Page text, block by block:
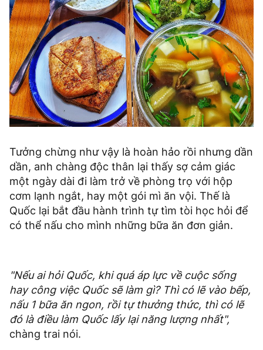
Tưởng chừng như vậy là hoàn hảo rồi nhưng dần
dần, anh chàng độc thân lại thấy sợ cảm giác
một ngày dài đi làm trở về phòng trọ với hộp
cơm lạnh ngắt, hay một gói mì ăn vội. Thế là
Quốc lại bắt đầu hành trình tự tìm tòi học hỏi để
có thể nấu cho mình những bữa ăn đơn giản.
"Nếu ai hỏi Quốc, khi quá áp lực về cuộc sống
hay công việc Quốc sẽ làm gì? Thì có lẽ vào bếp,
nấu 1 bữa ăn ngon, rồi tự thưởng thức, thì có lẽ
đó là điều làm Quốc lấy lại năng lượng nhất",
chàng trai nói.